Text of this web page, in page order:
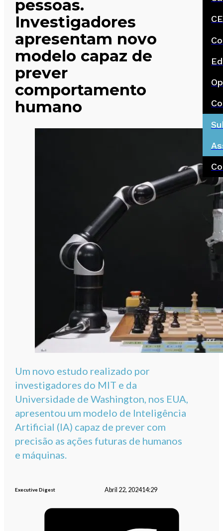
pessoas.
Investigadores
apresentam novo
modelo capaz de
prever
comportamento
humano
Um novo estudo realizado por
investigadores do MIT e da
Universidade de Washington, nos EUA,
apresentou um modelo de Inteligência
Artificial (IA) capaz de prever com
precisão as ações futuras de humanos
e máquinas.
Executive Digest Abril 22, 202414:29